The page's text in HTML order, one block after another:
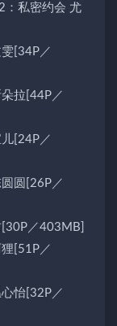
：私密约会 尤
[34P／
拉[44P／
[24P／
圆[26P／
／403MB]
[51P／
怡[32P／